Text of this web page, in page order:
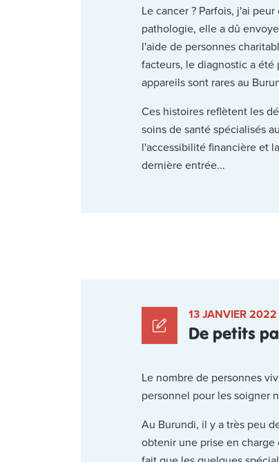
Le cancer ? Parfois, j'ai
pathologie, elle a dû
l'aide de personnes
facteurs, le diagnostic a été
appareils sont rares au
Ces histoires reflètent les
soins de santé spécialisés
l'accessibilité financière et
dernière entrée...
13 JANVIER 2022
De petits
Le nombre de personnes
personnel pour les soigner
Au Burundi, il y a très peu
obtenir une prise en